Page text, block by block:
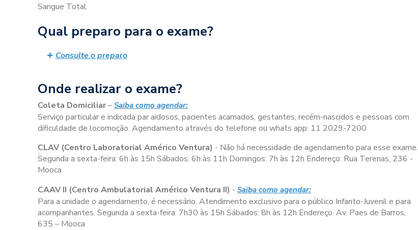
Sangue Total
Qual preparo para o exame?
Consulte o preparo
Onde realizar o exame?
Coleta Domiciliar– Saiba como agendar:
Serviço particular e indicada par aidosos, pacientes acamados, gestantes, recém-nascidos e pessoas com
dificuldade de locomoção. Agendamento através do telefone ou whats app: 11 2029-7200
CLAV (Centro Laboratorial Américo Ventura) - Não há necessidade de agendamento para esse exame.
Segunda a sexta-feira: 6h às 15h Sábados: 6h às 11h Domingos: 7h às 12h Endereço: Rua Terenas, 236 -
Mooca
CAAV II (Centro Ambulatorial Américo Ventura II) - Saiba como agendar:
Para a unidade o agendamento, é necessário. Atendimento exclusivo para o público Infanto-Juvenil e para
acompanhantes. Segunda a sexta-feira: 7h30 às 15h Sábados: 8h às 12h Endereço: Av. Paes de Barros,
635 – Mooca